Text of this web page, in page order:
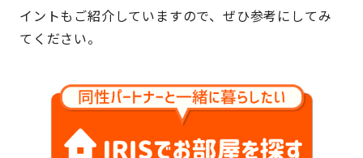
イントもご紹介していますので、ぜひ参考にしてみ
てください。